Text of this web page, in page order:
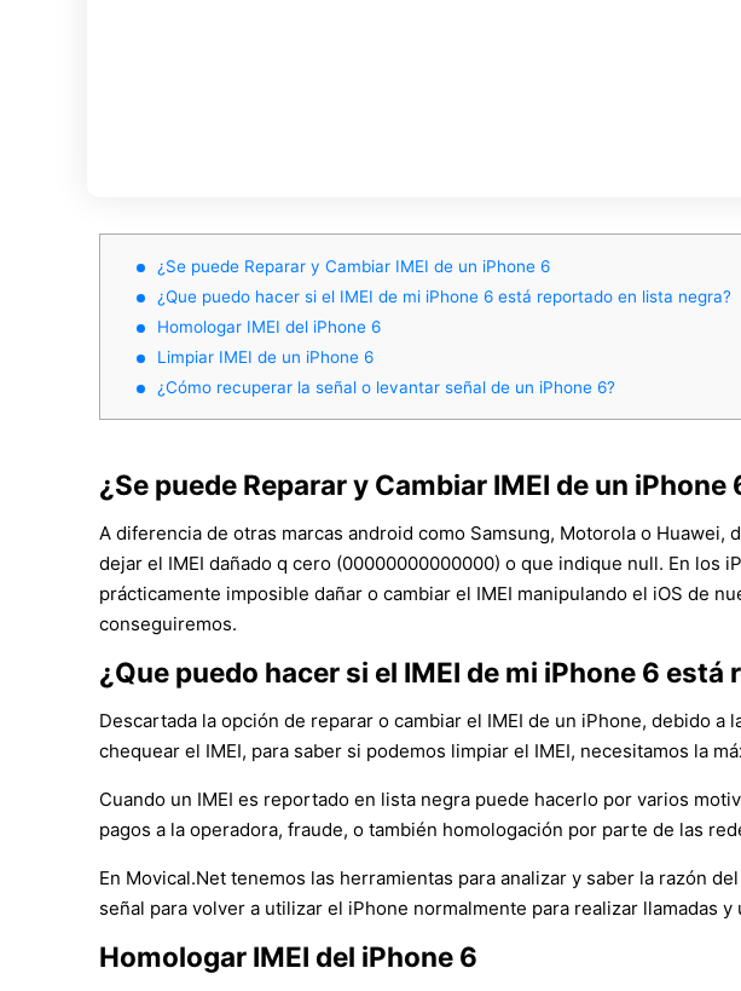
¿Se puede Reparar y Cambiar IMEI de un iPhone 6
¿Que puedo hacer si el IMEI de mi iPhone 6 está reportado en lista negra?
Homologar IMEI del iPhone 6
Limpiar IMEI de un iPhone 6
¿Cómo recuperar la señal o levantar señal de un iPhone 6?
¿Se puede Reparar y Cambiar IMEI de un iPhone
A diferencia de otras marcas android como Samsung, Motorola o
dejar el IMEI dañado q cero (00000000000000) o que indique null. En los
prácticamente imposible dañar o cambiar el IMEI manipulando el iOS de
conseguiremos.
¿Que puedo hacer si el IMEI de mi iPhone 6
Descartada la opción de reparar o cambiar el IMEI de un iPhone, debido
chequear el IMEI, para saber si podemos limpiar el IMEI, necesitamos la
Cuando un IMEI es reportado en lista negra puede hacerlo por varios
pagos a la operadora, fraude, o también homologación por parte de las
En Movical.Net tenemos las herramientas para analizar y saber la razón
señal para volver a utilizar el iPhone normalmente para realizar llamadas y
Homologar IMEI del iPhone 6